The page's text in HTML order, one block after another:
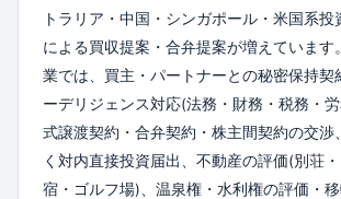
トラリア・中国・シンガポール・米国系投
による買収提案・合弁提案が増えています
業では、買主・パートナーとの秘密保持契
ーデリジェンス対応(法務・財務・税務・
式譲渡契約・合弁契約・株主間契約の交渉
く対内直接投資届出、不動産の評価(別荘
宿・ゴルフ場)、温泉権・水利権の評価・